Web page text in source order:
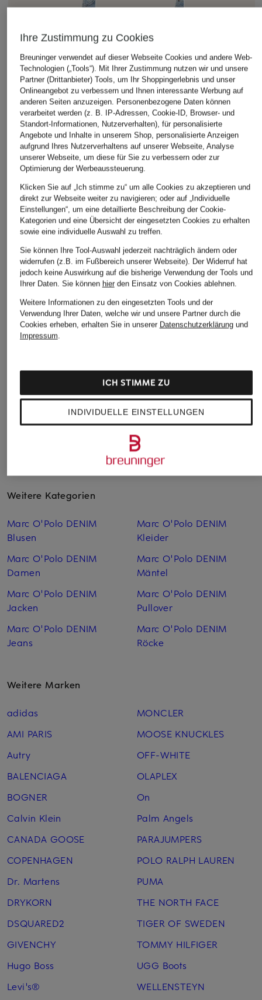
ONLY
Wide Leg Jeans
44,99 €
Marc O'Polo
Wide Leg Jeans
CLOSED
Wide Leg Jeans
Weitere Kategorien
Marc O'Polo DENIM
Blusen
Marc O'Polo DENIM
Damen
Marc O'Polo DENIM
Jacken
Marc O'Polo DENIM
Jeans
Marc O'Polo DENIM
Kleider
Marc O'Polo DENIM
Mäntel
Marc O'Polo DENIM
Pullover
Marc O'Polo DENIM
Röcke
Weitere Marken
adidas
AMI PARIS
Autry
BALENCIAGA
BOGNER
Calvin Klein
CANADA GOOSE
COPENHAGEN
Dr. Martens
DRYKORN
DSQUARED2
GIVENCHY
Hugo Boss
Levi's®
MONCLER
MOOSE KNUCKLES
OFF-WHITE
OLAPLEX
On
Palm Angels
PARAJUMPERS
POLO RALPH LAUREN
PUMA
THE NORTH FACE
TIGER OF SWEDEN
TOMMY HILFIGER
UGG Boots
WELLENSTEYN
Ihre Zustimmung zu Cookies
Breuninger verwendet auf dieser Webseite Cookies und andere Web-
Technologien („Tools“). Mit Ihrer Zustimmung nutzen wir und unsere
Partner (Drittanbieter) Tools, um Ihr Shoppingerlebnis und unser
Onlineangebot zu verbessern und Ihnen interessante Werbung auf
anderen Seiten anzuzeigen. Personenbezogene Daten können
verarbeitet werden (z. B. IP-Adressen, Cookie-ID, Browser- und
Standort-Informationen, Nutzerverhalten), für personalisierte
Angebote und Inhalte in unserem Shop, personalisierte Anzeigen
aufgrund Ihres Nutzerverhaltens auf unserer Webseite, Analyse
unserer Webseite, um diese für Sie zu verbessern oder zur
Optimierung der Werbeaussteuerung.
Klicken Sie auf „Ich stimme zu“ um alle Cookies zu akzeptieren und
direkt zur Webseite weiter zu navigieren; oder auf „Individuelle
Einstellungen“, um eine detaillierte Beschreibung der Cookie-
Kategorien und eine Übersicht der eingesetzten Cookies zu erhalten
sowie eine individuelle Auswahl zu treffen.
Sie können Ihre Tool-Auswahl jederzeit nachträglich ändern oder
widerrufen (z.B. im Fußbereich unserer Webseite). Der Widerruf hat
jedoch keine Auswirkung auf die bisherige Verwendung der Tools und
Ihrer Daten. Sie können hierden Einsatz von Cookies ablehnen.
Weitere Informationen zu den eingesetzten Tools und der
Verwendung Ihrer Daten, welche wir und unsere Partner durch die
Cookies erheben, erhalten Sie in unserer Datenschutzerklärungund
Impressum.
INDIVIDUELLE EINSTELLUNGEN
ICH STIMME ZU